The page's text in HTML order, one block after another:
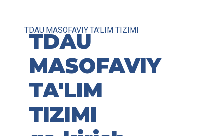
TDAU MASOFAVIY TA'LIM TIZIMI
TDAU
MASOFAVIY
TA'LIM